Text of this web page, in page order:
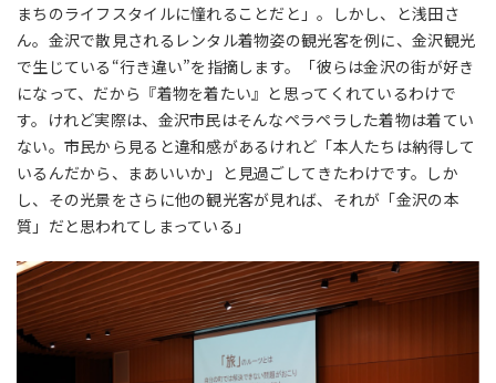
まちのライフスタイルに憧れることだと」。しかし、と浅田さ
ん。金沢で散見されるレンタル着物姿の観光客を例に、金沢観光
で生じている“行き違い”を指摘します。「彼らは金沢の街が好き
になって、だから『着物を着たい』と思ってくれているわけで
す。けれど実際は、金沢市民はそんなペラペラした着物は着てい
ない。市民から見ると違和感があるけれど「本人たちは納得して
いるんだから、まあいいか」と見過ごしてきたわけです。しか
し、その光景をさらに他の観光客が見れば、それが「金沢の本
質」だと思われてしまっている」